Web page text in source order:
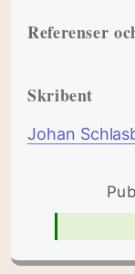
Referenser
Skribent
Johan